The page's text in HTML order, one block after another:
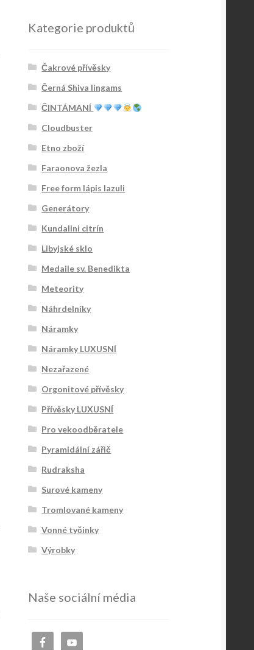
Kategorie produktů
Čakrové přívěsky
Černá Shiva lingams
ČINTÁMANÍ
Cloudbuster
Etno zboží
Faraonova žezla
Free form lápis lazuli
Generátory
Kundalini citrín
Libyjské sklo
Medaile sv. Benedikta
Meteority
Náhrdelníky
Náramky
Náramky LUXUSNÍ
Nezařazené
Orgonitové přívěsky
Přívěsky LUXUSNÍ
Pro vekoodběratele
Pyramidální zářič
Rudraksha
Surové kameny
Tromlované kameny
Vonné tyčinky
Výrobky
Naše sociální média